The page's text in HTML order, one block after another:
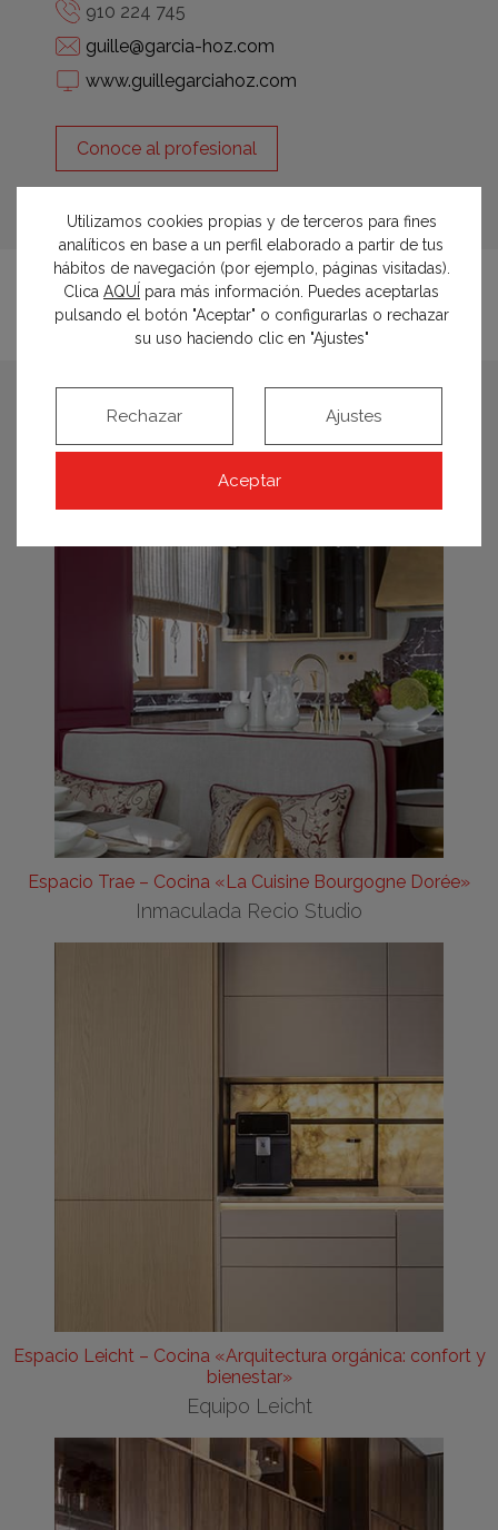
910 224 745
guille@garcia-hoz.com
www.guillegarciahoz.com
Conoce al profesional
espacios relacionados
Espacio Trae – Cocina «La Cuisine Bourgogne Dorée»
Inmaculada Recio Studio
Espacio Leicht – Cocina «Arquitectura orgánica: confort y
bienestar»
Equipo Leicht
Utilizamos cookies propias y de terceros para fines
analíticos en base a un perfil elaborado a partir de tus
hábitos de navegación (por ejemplo, páginas visitadas).
Clica AQUÍ para más información. Puedes aceptarlas
pulsando el botón "Aceptar" o configurarlas o rechazar
su uso haciendo clic en "Ajustes"
Aceptar
Rechazar Ajustes